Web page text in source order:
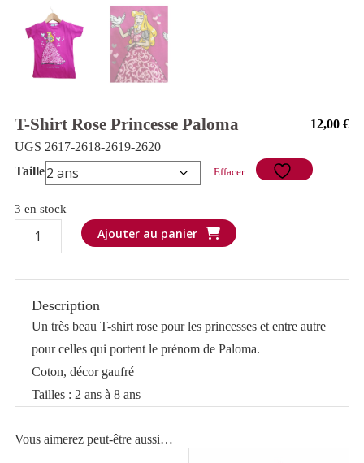
T-Shirt Rose Princesse Paloma 12,00€
UGS 2617-2618-2619-2620
Taille
Effacer
3 en stock
quantité
de
shirt
rose
Paloma
Ajouter au panier
Description
Un très beau T-shirt rose pour les princesses et entre autre
pour celles qui portent le prénom de Paloma.
Coton, décor gaufré
Tailles : 2 ans à 8 ans
Vous aimerez peut-être aussi…